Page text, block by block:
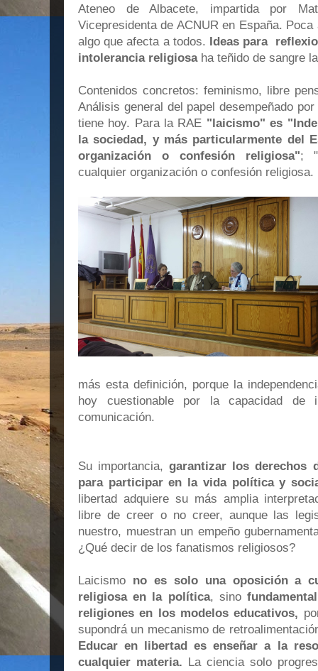
Ateneo de Albacete, impartida por
Vicepresidenta de ACNUR en España.
algo que afecta a todos. Ideas para
intolerancia religiosa ha teñido de sangre
Contenidos concretos: feminismo, libre
Análisis general del papel desempeñado
tiene hoy. Para la RAE "laicismo" es
la sociedad, y más particularmente del
organización o confesión religiosa";
cualquier organización o confesión
más esta definición, porque la
hoy cuestionable por la capacidad de
comunicación.
Su importancia,garantizar los derechos
para participar en la vida política y
libertad adquiere su más amplia
libre de creer o no creer, aunque las
nuestro, muestran un empeño
¿Qué decir de los fanatismos religiosos?
Laicismo no es solo una oposición a
religiosa en la política, sino
religiones en los modelos educativos,
supondrá un mecanismo de
Educar en libertad es enseñar a la
cualquier materia. La ciencia solo